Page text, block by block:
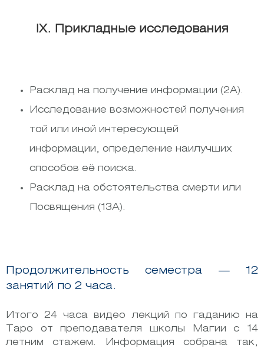
IX. Прикладные исследования
Расклад на получение информации (2А).
Исследование возможностей получения
той или иной интересующей
информации, определение наилучших
способов её поиска.
Расклад на обстоятельства смерти или
Посвящения (13А).
Продолжительность семестра — 12
занятий по 2 часа.
Итого 24 часа видео лекций по гаданию на
Таро от преподавателя школы Магии с 14
летним стажем. Информация собрана так,